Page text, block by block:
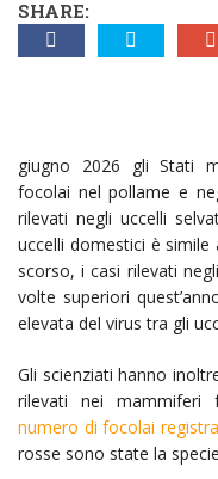
SHARE:
giugno 2026 gli Stati
focolai nel pollame e
rilevati negli uccelli
uccelli domestici è simile
scorso, i casi rilevati
volte superiori
elevata del virus tra gli
Gli scienziati hanno
rilevati nei mammiferi
numero di focolai
rosse sono state la